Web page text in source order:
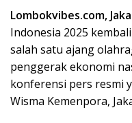
Lombokvibes.com,
Indonesia 2025
salah satu ajang
penggerak ekonomi
konferensi pers resmi
Wisma Kemenpora,